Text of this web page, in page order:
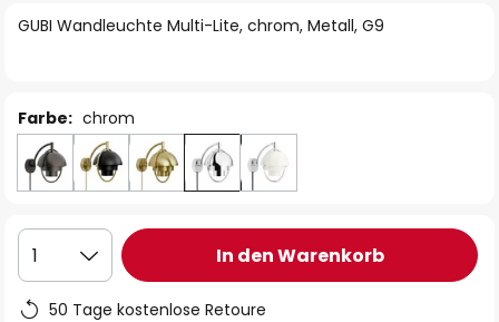
GUBI Wandleuchte Multi-Lite, chrom, Metall, G9
Farbe: chrom
1 In den Warenkorb
50 Tage kostenlose Retoure